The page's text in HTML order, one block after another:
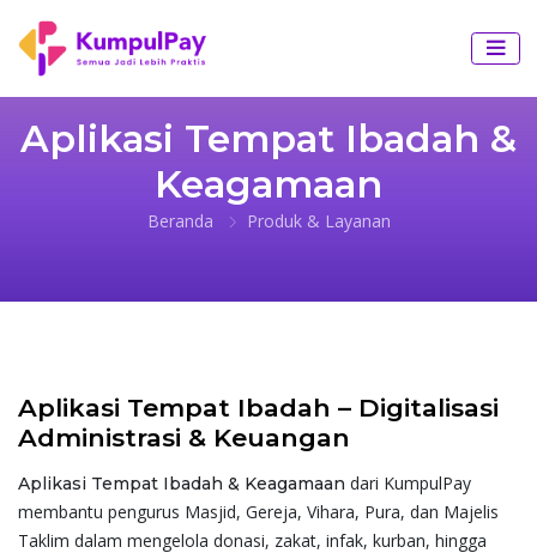
Aplikasi Tempat Ibadah &
Keagamaan
Beranda Produk & Layanan
Aplikasi Tempat Ibadah – Digitalisasi
Administrasi & Keuangan
Aplikasi Tempat Ibadah & Keagamaan dari KumpulPay
membantu pengurus Masjid, Gereja, Vihara, Pura, dan Majelis
Taklim dalam mengelola donasi, zakat, infak, kurban, hingga